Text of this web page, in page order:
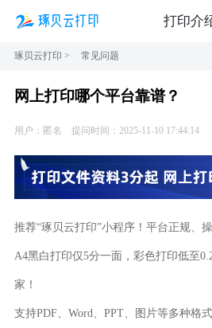
琢贝云打印 > 常见问题
网上打印哪个平台靠谱？
用户：匿名 提问时间：2025-11-10 17:44:14
推荐“琢贝云打印”小程序！平台正规
A4黑白打印仅5分一面，彩色打印低至
家！
支持PDF、Word、PPT、图片等多种格
打印介